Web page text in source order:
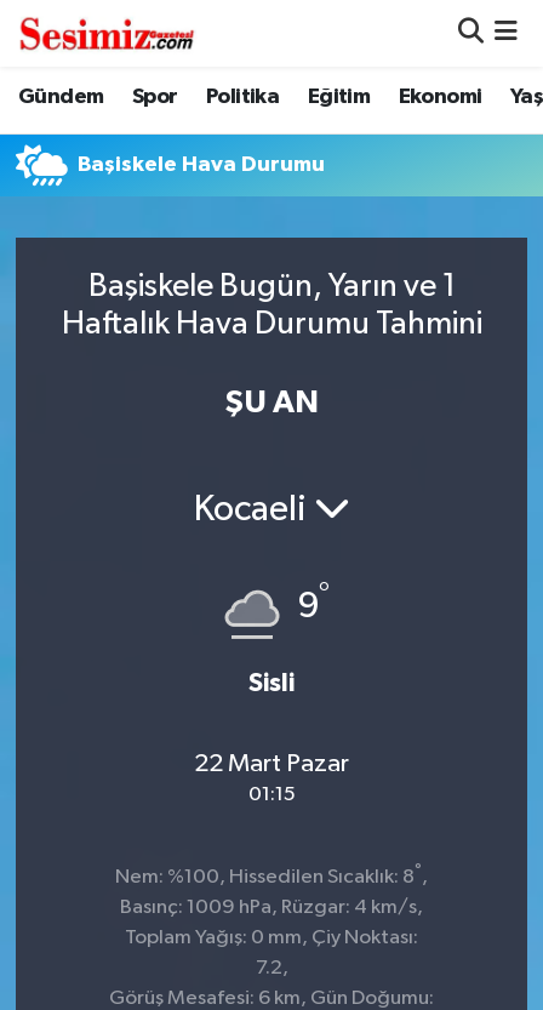
Gündem Spor Politika Eğitim Ekonomi
Başiskele Hava Durumu
Başiskele Bugün, Yarın ve 1
Haftalık Hava Durumu Tahmini
ŞU AN
Kocaeli
9°
Sisli
22 Mart Pazar
01:15
Nem: %100, Hissedilen Sıcaklık: 8° ,
Basınç: 1009 hPa, Rüzgar: 4 km/s,
Toplam Yağış: 0 mm, Çiy Noktası:
7.2,
Görüş Mesafesi: 6 km, Gün Doğumu:
Dünya
Eğitim
Genel
Gündem
Nöbetçi Eczaneler
Hava Durumu
Trafik Durumu
Süper Lig Puan Durumu ve Fikstür